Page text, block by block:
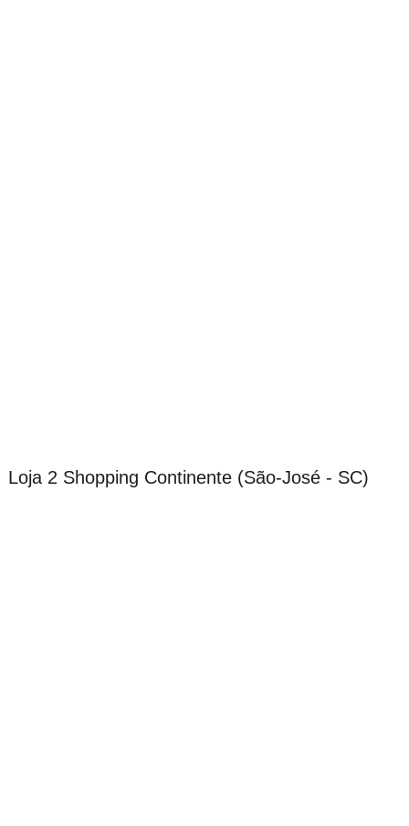
Loja 2 Shopping Continente (São-José - SC)